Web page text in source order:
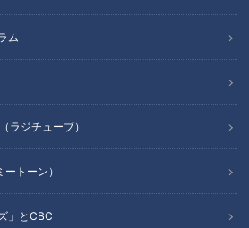
ム
ラジチューブ）
トーン）
」とCBC
記事に戻る
たへのおすすめ
マヂ